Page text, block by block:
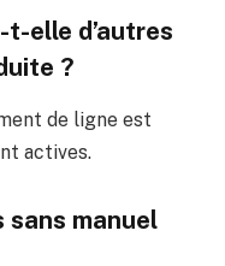
elle d’autres
?
de ligne est
actives.
sans manuel